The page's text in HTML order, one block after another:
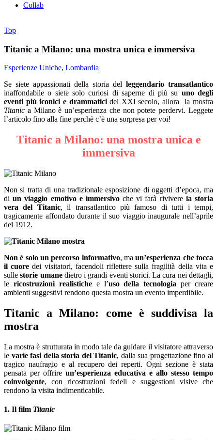
Collab
Top
Titanic a Milano: una mostra unica e immersiva
Esperienze Uniche, Lombardia
Se siete appassionati della storia del leggendario transatlantico
inaffondabile o siete solo curiosi di saperne di più su uno degli
eventi più iconici e drammaticidel XXI secolo, allora la mostra
Titanic a Milano è un’esperienza che non potete perdervi. Leggete
l’articolo fino alla fine perchè c’è una sorpresa per voi!
Titanic a Milano: una mostra unica e
immersiva
Non si tratta di una tradizionale esposizione di oggetti d’epoca, ma
diun viaggio emotivo e immersivoche vi farà rivivere la storia
vera del Titanic, il transatlantico più famoso di tutti i tempi,
tragicamente affondato durante il suo viaggio inaugurale nell’aprile
del 1912.
Non è solo un percorso informativo, maun’esperienza che tocca
il cuore dei visitatori, facendoli riflettere sulla fragilità della vita e
sullestorie umanedietro i grandi eventi storici. La cura nei dettagli,
le ricostruzioni realistichee l’uso della tecnologia per creare
ambienti suggestivi rendono questa mostra un evento imperdibile.
Titanic a Milano: come è suddivisa la
mostra
La mostra è strutturata in modo tale da guidare il visitatore attraverso
le varie fasi della storia del Titanic, dalla sua progettazione fino al
tragico naufragio e al recupero dei reperti. Ogni sezione è stata
pensata per offrire un’esperienza educativa e allo stesso tempo
coinvolgente, con ricostruzioni fedeli e suggestioni visive che
rendono la visita indimenticabile.
1. Il film Titanic